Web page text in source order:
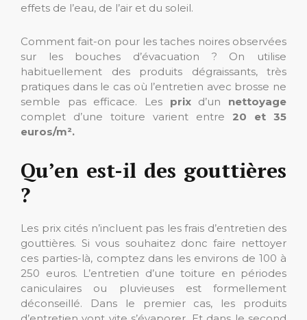
effets de l’eau, de l’air et du soleil.
Comment fait-on pour les taches noires observées
sur les bouches d’évacuation ? On utilise
habituellement des produits dégraissants, très
pratiques dans le cas où l’entretien avec brosse ne
semble pas efficace. Les prix d’un nettoyage
complet d’une toiture varient entre 20 et 35
euros/m².
Qu’en est-il des gouttières
?
Les prix cités n’incluent pas les frais d’entretien des
gouttières. Si vous souhaitez donc faire nettoyer
ces parties-là, comptez dans les environs de 100 à
250 euros. L’entretien d’une toiture en périodes
caniculaires ou pluvieuses est formellement
déconseillé. Dans le premier cas, les produits